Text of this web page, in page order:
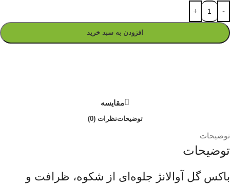
افزودن به سبد خرید
مقایسه
توضیحاتنظرات (0)
توضیحات
توضیحات
باکس گل آوالانژ جلوه‌ای از شکوه، ظرافت و